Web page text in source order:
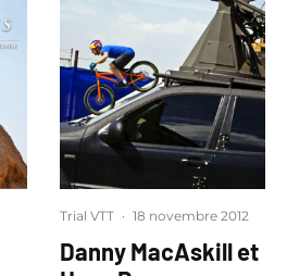
Trial VTT · 18 novembre 2012
Danny MacAskill et